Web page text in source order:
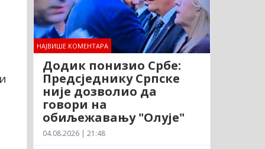
НАЈВИШЕ КОМЕНТАРА
Додик понизио Србе:
Предсједнику Српске
није дозволио да
говори на
обиљежавању "Олује"
04.08.2026 | 21:48